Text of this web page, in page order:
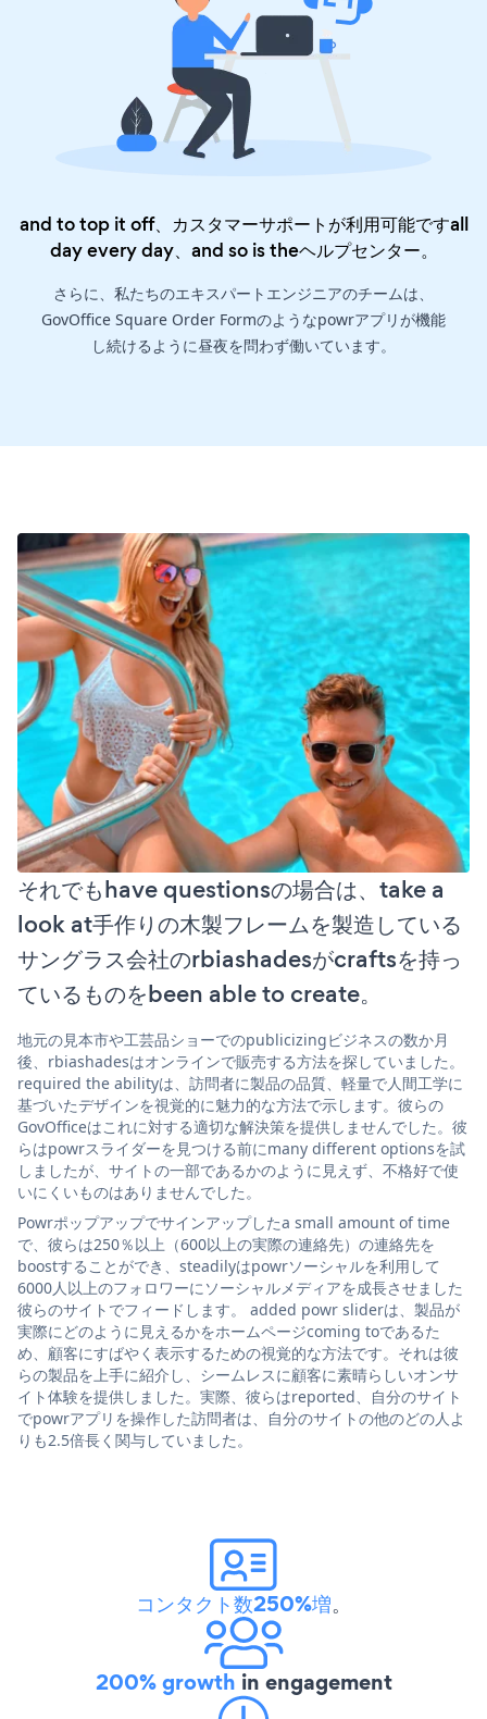
and to top it off、カスタマーサポートが利用可能ですall
day every day、and so is theヘルプセンター。
さらに、私たちのエキスパートエンジニアのチームは、
GovOffice Square Order Formのようなpowrアプリが機能
し続けるように昼夜を問わず働いています。
それでもhave questionsの場合は、take a
look at手作りの木製フレームを製造している
サングラス会社のrbiashadesがcraftsを持っ
ているものをbeen able to create。
地元の見本市や工芸品ショーでのpublicizingビジネスの数か月
後、rbiashadesはオンラインで販売する方法を探していました。
required the abilityは、訪問者に製品の品質、軽量で人間工学に
基づいたデザインを視覚的に魅力的な方法で示します。彼らの
GovOfficeはこれに対する適切な解決策を提供しませんでした。彼
らはpowrスライダーを見つける前にmany different optionsを試
しましたが、サイトの一部であるかのように見えず、不格好で使
いにくいものはありませんでした。
Powrポップアップでサインアップしたa small amount of time
で、彼らは250％以上（600以上の実際の連絡先）の連絡先を
boostすることができ、steadilyはpowrソーシャルを利用して
6000人以上のフォロワーにソーシャルメディアを成長させました
彼らのサイトでフィードします。 added powr sliderは、製品が
実際にどのように見えるかをホームページcoming toであるた
め、顧客にすばやく表示するための視覚的な方法です。それは彼
らの製品を上手に紹介し、シームレスに顧客に素晴らしいオンサ
イト体験を提供しました。実際、彼らはreported、自分のサイト
でpowrアプリを操作した訪問者は、自分のサイトの他のどの人よ
りも2.5倍長く関与していました。
コンタクト数250%増。
200% growth in engagement